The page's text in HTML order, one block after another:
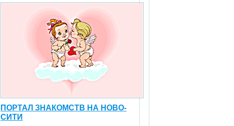
ПОРТАЛ ЗНАКОМСТВ НА НОВО-
СИТИ